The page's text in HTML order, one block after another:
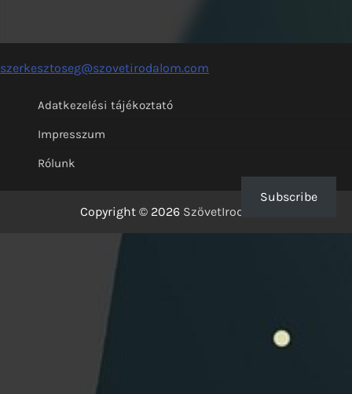
szerkesztoseg@szovetirodalom.com
Adatkezelési tájékoztató
Impresszum
Rólunk
Copyright © 2026 SzövetIrodalom
Subscribe